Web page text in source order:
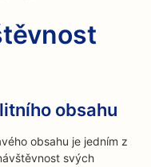
obsahu
obsahu je jedním z
svých